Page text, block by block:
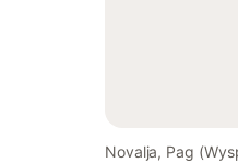
Novalja, Pag